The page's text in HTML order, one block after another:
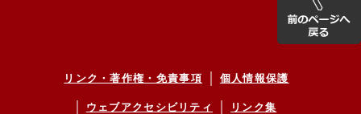
リンク・著作権・免責事項 個人情報保護
ウェブアクセシビリティ リンク集